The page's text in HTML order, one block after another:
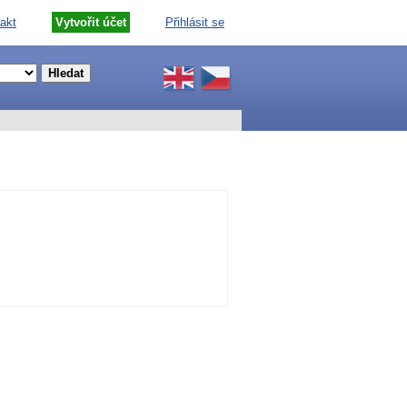
Vytvořit účet Přihlásit se